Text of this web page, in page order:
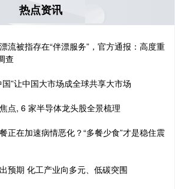
热点资讯
流被指存在“伴漂服务”，官方通报：高度重
查
”让中国大市场成全球共享大市场
点, 6 家半导体龙头股全景梳理
正在加速病情恶化？“多餐少食”才是稳住震
预期 化工产业向多元、低碳突围